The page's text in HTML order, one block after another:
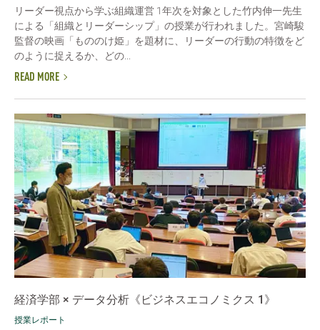
リーダー視点から学ぶ組織運営 1年次を対象とした竹内伸一先生
による「組織とリーダーシップ」の授業が行われました。宮崎駿
監督の映画「もののけ姫」を題材に、リーダーの行動の特徴をど
のように捉えるか、どの...
READ MORE
経済学部 × データ分析《ビジネスエコノミクス 1》
授業レポート